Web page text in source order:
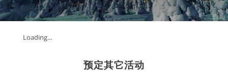
Loading...
预定其它活动